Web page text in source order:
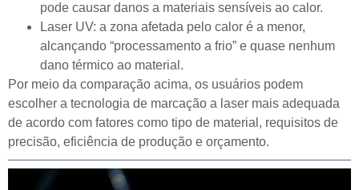
pode causar danos a materiais sensíveis ao calor.
Laser UV: a zona afetada pelo calor é a menor,
alcançando “processamento a frio” e quase nenhum
dano térmico ao material.
Por meio da comparação acima, os usuários podem
escolher a tecnologia de marcação a laser mais adequada
de acordo com fatores como tipo de material, requisitos de
precisão, eficiência de produção e orçamento.